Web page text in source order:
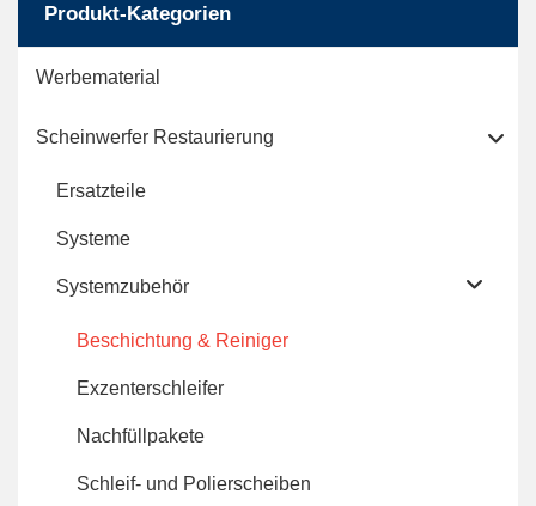
Die
Produkt-Kategorien
Scheinwerfer Restaurierung
Ersatzteile
Systeme
Systemzubehör
Beschichtung & Reiniger
Exzenterschleifer
Nachfüllpakete
Schleif- und Polierscheiben
Werbematerial